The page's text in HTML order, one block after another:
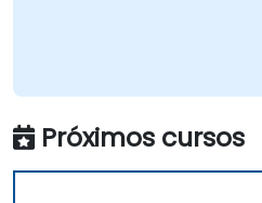
Próximos cursos